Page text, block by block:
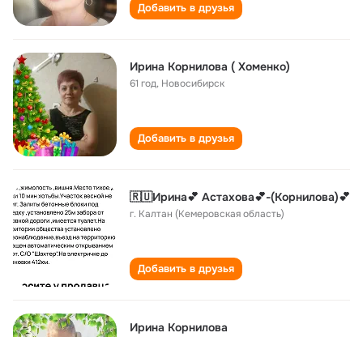
Добавить в друзья
Ирина Корнилова ( Хоменко)
61 год, Новосибирск
Добавить в друзья
🇷🇺Ирина💕 Aстахова💕-(Koрнилова)💕
г. Калтан (Кемеровская область)
Добавить в друзья
Ирина Корнилова